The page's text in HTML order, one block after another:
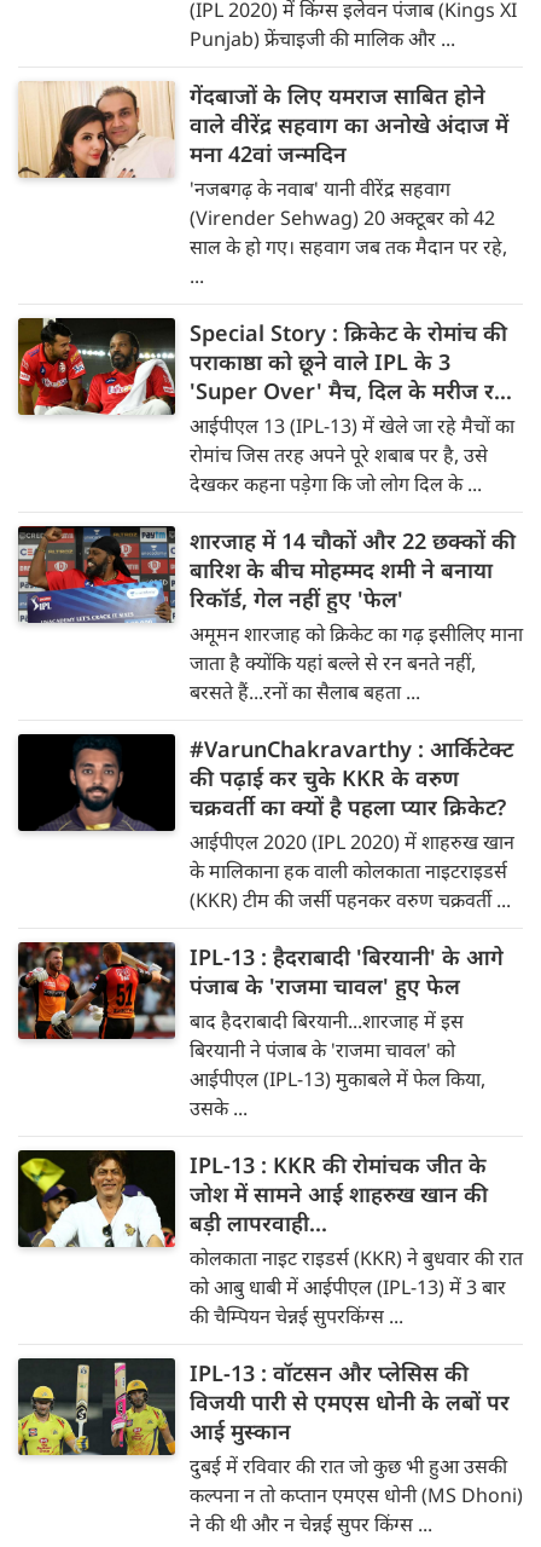
(IPL 2020) में किंग्स इलेवन पंजाब (Kings XI
Punjab) फ्रेंचाइजी की मालिक और ...
गेंदबाजों के लिए यमराज साबित होने
वाले वीरेंद्र सहवाग का अनोखे अंदाज में
मना 42वां जन्मदिन
'नजबगढ़ के नवाब' यानी वीरेंद्र सहवाग
(Virender Sehwag) 20 अक्टूबर को 42
साल के हो गए। सहवाग जब तक मैदान पर रहे,
...
Special Story : क्रिकेट के रोमांच की
पराकाष्ठा को छूने वाले IPL के 3
'Super Over' मैच, दिल के मरीज रहें
दूर...
आईपीएल 13 (IPL-13) में खेले जा रहे मैचों का
रोमांच जिस तरह अपने पूरे शबाब पर है, उसे
देखकर कहना पड़ेगा कि जो लोग दिल के ...
शारजाह में 14 चौकों और 22 छक्कों की
बारिश के बीच मोहम्मद शमी ने बनाया
रिकॉर्ड, गेल नहीं हुए 'फेल'
अमूमन शारजाह को क्रिकेट का गढ़ इसीलिए माना
जाता है क्योंकि यहां बल्ले से रन बनते नहीं,
बरसते हैं...रनों का सैलाब बहता ...
#VarunChakravarthy : आर्किटेक्ट
की पढ़ाई कर चुके KKR के वरुण
चक्रवर्ती का क्यों है पहला प्यार क्रिकेट?
आईपीएल 2020 (IPL 2020) में शाहरुख खान
के मालिकाना हक वाली कोलकाता नाइटराइडर्स
(KKR) टीम की जर्सी पहनकर वरुण चक्रवर्ती ...
IPL-13 : हैदराबादी 'बिरयानी' के आगे
पंजाब के 'राजमा चावल' हुए फेल
बाद हैदरा‍बादी बिरयानी...शारजाह में इस
बिरयानी ने पंजाब के 'राजमा चावल' को
आईपीएल (IPL-13) मुकाबले में फेल किया,
उसके ...
IPL-13 : KKR की रोमांचक जीत के
जोश में सामने आई शाहरुख खान की
बड़ी लापरवाही...
कोलकाता नाइट राइडर्स (KKR) ने बुधवार की रात
को आबु धाबी में आईपीएल (IPL-13) में 3 बार
की चैम्पियन चेन्नई सुपरकिंग्स ...
IPL-13 : वॉटसन और प्लेसिस की
विजयी पारी से एमएस धोनी के लबों पर
आई मुस्कान
दुबई में रविवार की रात जो कुछ भी हुआ उसकी
कल्पना न तो कप्तान एमएस धोनी (MS Dhoni)
ने की थी और न चेन्नई सुपर किंग्स ...